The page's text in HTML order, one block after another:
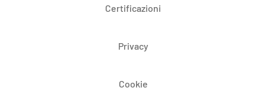
Certificazioni
Privacy
Cookie